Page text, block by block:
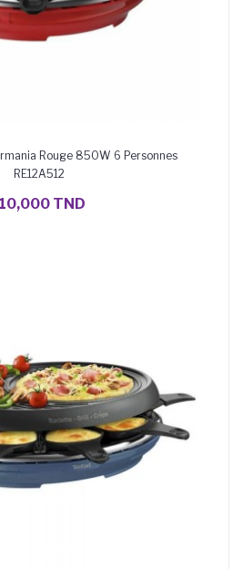
Rouge 850W 6 Personnes
RE12A512
TND